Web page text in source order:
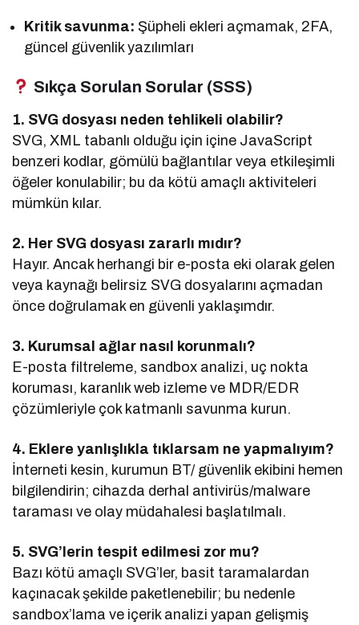
Kritik savunma: Şüpheli ekleri açmamak, 2FA,
güncel güvenlik yazılımları
Sıkça Sorulan Sorular (SSS)
1. SVG dosyası neden tehlikeli olabilir?
SVG, XML tabanlı olduğu için içine JavaScript
benzeri kodlar, gömülü bağlantılar veya etkileşimli
öğeler konulabilir; bu da kötü amaçlı aktiviteleri
mümkün kılar.
2. Her SVG dosyası zararlı mıdır?
Hayır. Ancak herhangi bir e-posta eki olarak gelen
veya kaynağı belirsiz SVG dosyalarını açmadan
önce doğrulamak en güvenli yaklaşımdır.
3. Kurumsal ağlar nasıl korunmalı?
E-posta filtreleme, sandbox analizi, uç nokta
koruması, karanlık web izleme ve MDR/EDR
çözümleriyle çok katmanlı savunma kurun.
4. Eklere yanlışlıkla tıklarsam ne yapmalıyım?
İnterneti kesin, kurumun BT/ güvenlik ekibini hemen
bilgilendirin; cihazda derhal antivirüs/malware
taraması ve olay müdahalesi başlatılmalı.
5. SVG’lerin tespit edilmesi zor mu?
Bazı kötü amaçlı SVG’ler, basit taramalardan
kaçınacak şekilde paketlenebilir; bu nedenle
sandbox’lama ve içerik analizi yapan gelişmiş